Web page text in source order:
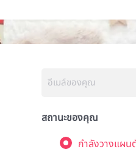
สถานะของคุณ
กำลังวางแผน